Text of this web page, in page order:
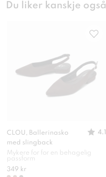
Du liker kanskje også
CLOU, Ballerinasko
med slingback
4.1
Mykere for for en behagelig
passform
349 kr